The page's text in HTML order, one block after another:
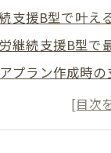
支援B型で叶え
継続支援B型で
プラン作成時
労継続支援B型と
コン作業が可